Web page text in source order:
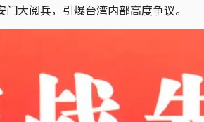
大阅兵，引爆台湾内部高度争议。